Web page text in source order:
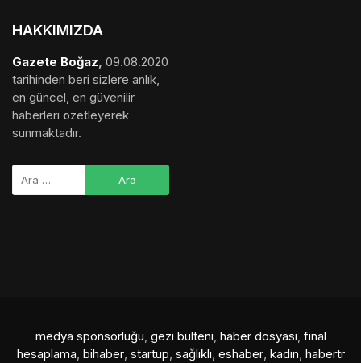
HAKKIMIZDA
Gazete Boğaz, 09.08.2020
tarihinden beri sizlere anlık,
en güncel, en güvenilir
haberleri özetleyerek
sunmaktadır.
medya sponsorluğu, gezi bülteni, haber dosyası, final
hesaplama, bihaber, startup, sağlıklı, eshaber, kadın, habertr